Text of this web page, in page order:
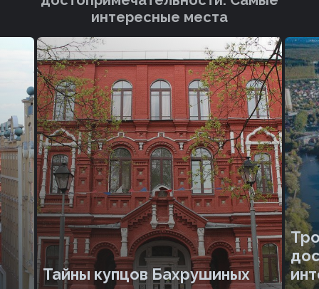
интересные места
Тайны купцов Бахрушиных